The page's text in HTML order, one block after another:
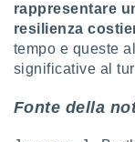
rappresentare
resilienza
tempo e queste
significative al
Fonte della